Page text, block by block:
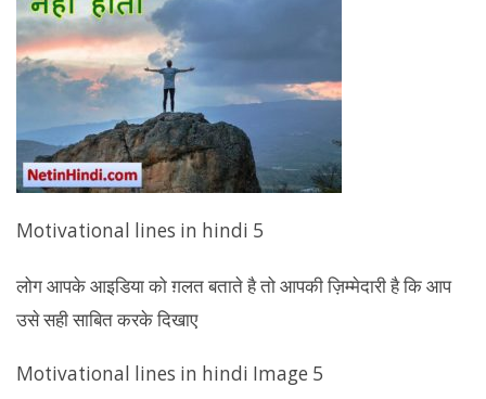
Motivational lines in hindi 5
लोग आपके आइडिया को ग़लत बताते है तो आपकी ज़िम्मेदारी है कि आप
उसे सही साबित करके दिखाए
Motivational lines in hindi Image 5